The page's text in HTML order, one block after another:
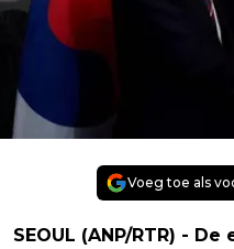
Voeg toe als
SEOUL (ANP/RTR) -